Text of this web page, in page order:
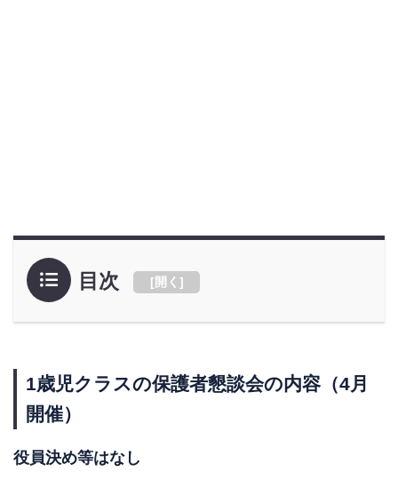
目次 [開く ]
1歳児クラスの保護者懇談会の内容（4月
開催）
役員決め等はなし